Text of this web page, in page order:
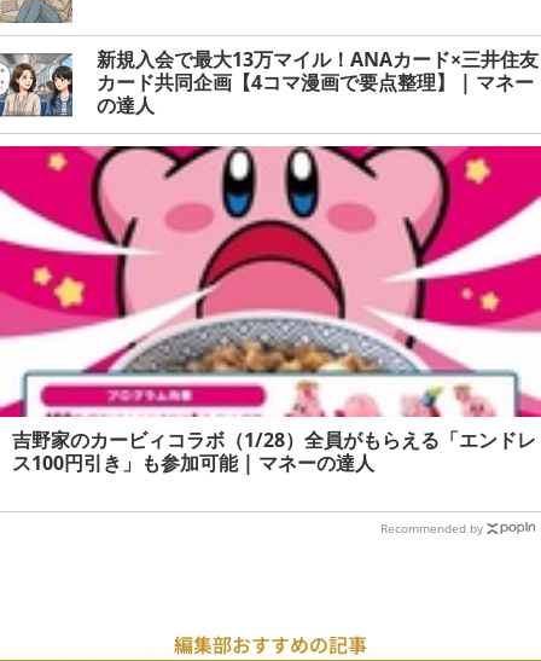
新規入会で最大13万マイル！ANAカード×三井住友
カード共同企画【4コマ漫画で要点整理】 | マネー
の達人
吉野家のカービィコラボ（1/28）全員がもらえる「エンドレ
ス100円引き」も参加可能 | マネーの達人
Recommended by
編集部おすすめの記事